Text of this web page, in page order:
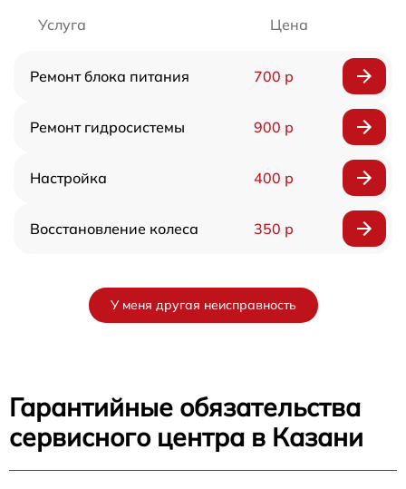
Услуга Цена
Ремонт блока питания 700 р
Ремонт гидросистемы 900 р
Настройка 400 р
Восстановление колеса 350 р
У меня другая неисправность
Гарантийные обязательства
сервисного центра в Казани